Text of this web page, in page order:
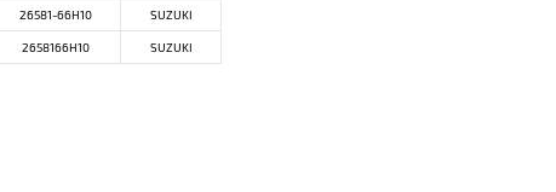
26581-66H10 SUZUKI
2658166H10 SUZUKI